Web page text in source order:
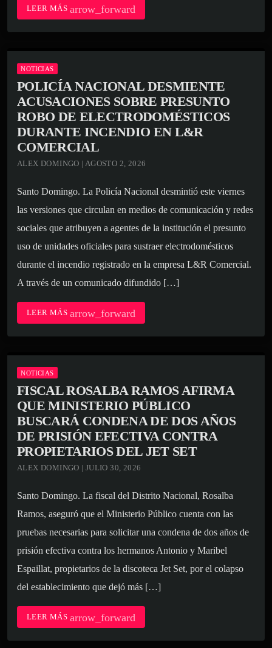
LEER MÁS arrow_forward
NOTICIAS
POLICÍA NACIONAL DESMIENTE
ACUSACIONES SOBRE PRESUNTO
ROBO DE ELECTRODOMÉSTICOS
DURANTE INCENDIO EN L&R
COMERCIAL
ALEX DOMINGO | AGOSTO 2, 2026
Santo Domingo. La Policía Nacional desmintió este viernes
las versiones que circulan en medios de comunicación y redes
sociales que atribuyen a agentes de la institución el presunto
uso de unidades oficiales para sustraer electrodomésticos
durante el incendio registrado en la empresa L&R Comercial.
A través de un comunicado difundido […]
LEER MÁS arrow_forward
NOTICIAS
FISCAL ROSALBA RAMOS AFIRMA
QUE MINISTERIO PÚBLICO
BUSCARÁ CONDENA DE DOS AÑOS
DE PRISIÓN EFECTIVA CONTRA
PROPIETARIOS DEL JET SET
ALEX DOMINGO | JULIO 30, 2026
Santo Domingo. La fiscal del Distrito Nacional, Rosalba
Ramos, aseguró que el Ministerio Público cuenta con las
pruebas necesarias para solicitar una condena de dos años de
prisión efectiva contra los hermanos Antonio y Maribel
Espaillat, propietarios de la discoteca Jet Set, por el colapso
del establecimiento que dejó más […]
LEER MÁS arrow_forward